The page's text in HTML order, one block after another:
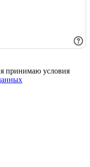
принимаю условия